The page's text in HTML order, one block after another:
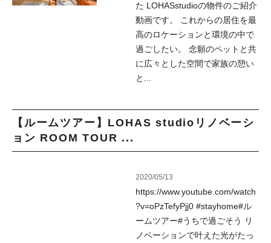
た LOHASstudioの物件のご紹介
動画です。 これからの居住を最
高のロケーションと環境の中で
過ごしたい。 念願のペットと共
に広々とした空間で家族の憩い
と...
【ルームツアー】LOHAS studioリノベーシ
ョン ROOM TOUR ...
2020/05/13
https://www.youtube.com/watch
?v=oPzTefyPjj0 #stayhome#ル
ームツアー#うちで過ごそう リ
ノベーションで叶えた光がたっ